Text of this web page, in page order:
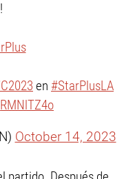
en #StarPlusLA
October 14, 2023